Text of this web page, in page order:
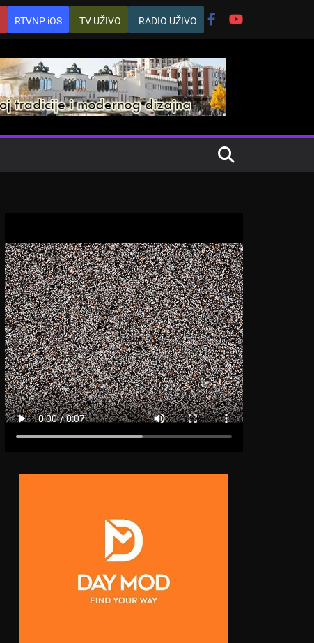
RTVNP iOS TV UŽIVO RADIO UŽIVO